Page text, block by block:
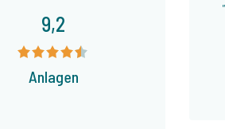
9,2
Anlagen